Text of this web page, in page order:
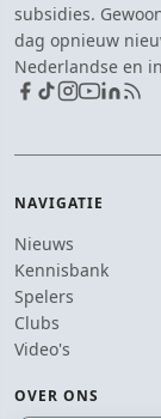
subsidies.
dag opnieuw
Nederlandse en
NAVIGATIE
Nieuws
Kennisbank
Spelers
Clubs
Video's
OVER ONS